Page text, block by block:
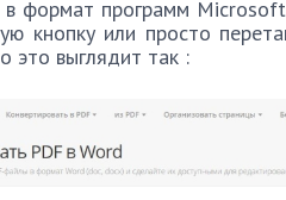
формат программ
кнопку или просто
это выглядит так :